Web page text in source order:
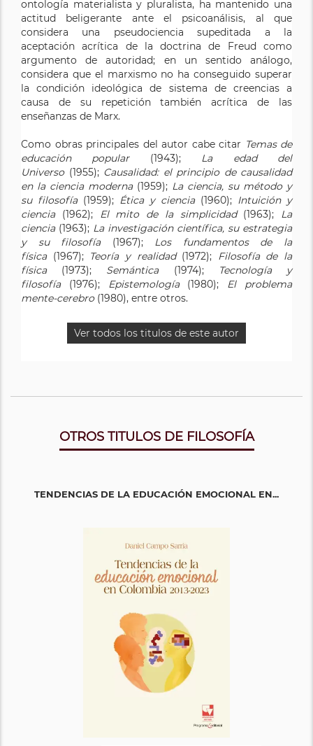
ontología materialista y pluralista, ha mantenido una
actitud beligerante ante el psicoanálisis, al que
considera una pseudociencia supeditada a la
aceptación acrítica de la doctrina de Freud como
argumento de autoridad; en un sentido análogo,
considera que el marxismo no ha conseguido superar
la condición ideológica de sistema de creencias a
causa de su repetición también acrítica de las
enseñanzas de Marx.
Como obras principales del autor cabe citar Temas de
educación popular(1943); La edad del
Universo(1955); Causalidad: el principio de causalidad
en la ciencia moderna(1959); La ciencia, su método y
su filosofía(1959); Ética y ciencia(1960); Intuición y
ciencia(1962); El mito de la simplicidad(1963); La
ciencia(1963); La investigación científica, su estrategia
y su filosofía(1967); Los fundamentos de la
física(1967); Teoría y realidad(1972); Filosofía de la
física(1973); Semántica(1974);
Tecnología y
filosofía(1976); Epistemología(1980); El problema
mente-cerebro(1980), entre otros.
Ver todos los titulos de este autor
OTROS TITULOS DE FILOSOFÍA
TENDENCIAS DE LA EDUCACIÓN EMOCIONAL EN...